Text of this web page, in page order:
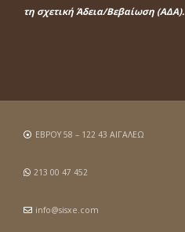
τη σχετική Άδεια/Βεβαίωση (ΑΔΑ).
ΕΒΡΟΥ 58 – 122 43 ΑΙΓΑΛΕΩ
213 00 47 452
info@sisxe.com